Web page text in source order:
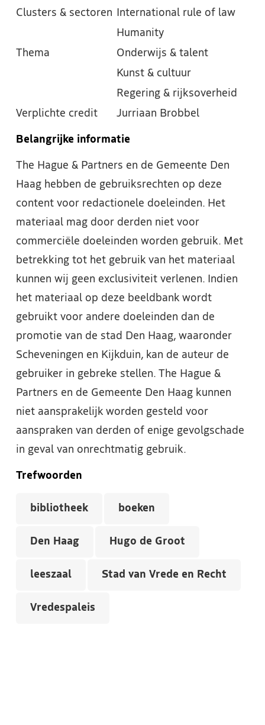
Clusters & sectoren International rule of law
Humanity
Thema
Onderwijs & talent
Kunst & cultuur
Regering & rijksoverheid
Verplichte credit
Jurriaan Brobbel
Belangrijke informatie
The Hague & Partners en de Gemeente Den
Haag hebben de gebruiksrechten op deze
content voor redactionele doeleinden. Het
materiaal mag door derden niet voor
commerciële doeleinden worden gebruik. Met
betrekking tot het gebruik van het materiaal
kunnen wij geen exclusiviteit verlenen. Indien
het materiaal op deze beeldbank wordt
gebruikt voor andere doeleinden dan de
promotie van de stad Den Haag, waaronder
Scheveningen en Kijkduin, kan de auteur de
gebruiker in gebreke stellen. The Hague &
Partners en de Gemeente Den Haag kunnen
niet aansprakelijk worden gesteld voor
aanspraken van derden of enige gevolgschade
in geval van onrechtmatig gebruik.
Trefwoorden
bibliotheek boeken
Den Haag Hugo de Groot
leeszaal Stad van Vrede en Recht
Vredespaleis